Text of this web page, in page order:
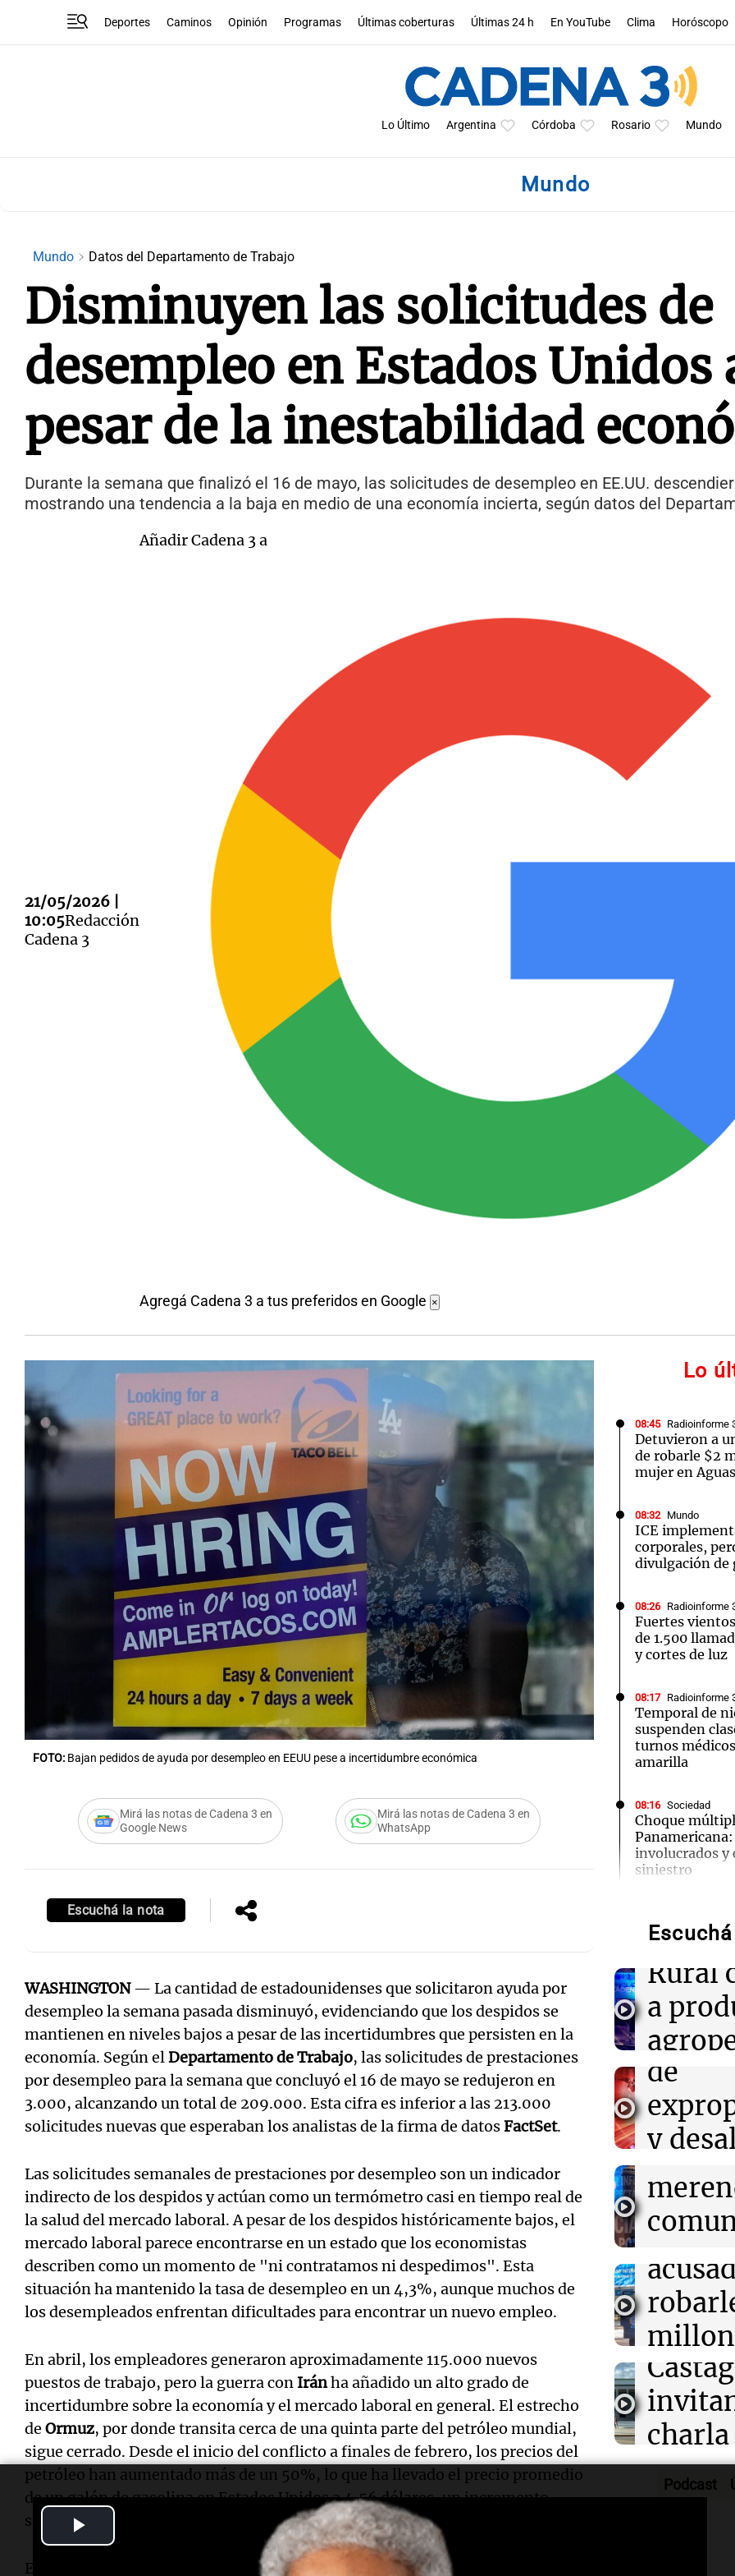
Deportes Caminos Opinión Programas Últimas coberturas Últimas 24 h En YouTube Clima Horóscopo
Lo Último Argentina Córdoba Rosario Mundo
Mundo
Mundo Datos del Departamento de Trabajo
Disminuyen las solicitudes de
desempleo en Estados Unidos
pesar de la inestabilidad
Durante la semana que finalizó el 16 de mayo, las solicitudes de desempleo en EE.UU.
mostrando una tendencia a la baja en medio de una economía incierta, según datos del
21/05/2026 |
10:05Redacción
Cadena 3
Añadir Cadena 3 a
Agregá Cadena 3 a tus preferidos en Google ×
FOTO: Bajan pedidos de ayuda por desempleo en EEUU pese a incertidumbre económica
Mirá las notas de Cadena 3 en
Google News
Mirá las notas de Cadena 3 en
WhatsApp
Escuchá la nota
WASHINGTON— La cantidad de estadounidenses que solicitaron ayuda por
desempleo la semana pasada disminuyó, evidenciando que los despidos se
mantienen en niveles bajos a pesar de las incertidumbres que persisten en la
economía. Según elDepartamento de Trabajo, las solicitudes de prestaciones
por desempleo para la semana que concluyó el 16 de mayo se redujeron en
3.000, alcanzando un total de 209.000. Esta cifra es inferior a las 213.000
solicitudes nuevas que esperaban los analistas de la firma de datosFactSet.
Las solicitudes semanales de prestaciones por desempleo son un indicador
indirecto de los despidos y actúan como un termómetro casi en tiempo real de
la salud del mercado laboral. A pesar de los despidos históricamente bajos, el
mercado laboral parece encontrarse en un estado que los economistas
describen como un momento de "ni contratamos ni despedimos". Esta
situación ha mantenido la tasa de desempleo en un 4,3%, aunque muchos de
los desempleados enfrentan dificultades para encontrar un nuevo empleo.
En abril, los empleadores generaron aproximadamente 115.000 nuevos
puestos de trabajo, pero la guerra con Iránha añadido un alto grado de
incertidumbre sobre la economía y el mercado laboral en general. El estrecho
de Ormuz, por donde transita cerca de una quinta parte del petróleo mundial,
sigue cerrado. Desde el inicio del conflicto a finales de febrero, los precios del
petróleo han aumentado más de un 50%, lo que ha llevado el precio promedio
de un galón de gasolina en Estados Unidos a 4,56 dólares, un incremento
significativo desde menos de 3 dólares.
Estos mayores costos no solo afectan el bolsillo de los consumidores, sino que
Lo
08:45 Radioinforme
Detuvieron a
de robarle $2
mujer en
08:32 Mundo
ICE
corporales,
divulgación de
08:26 Radioinforme
Fuertes
de 1.500
y cortes de luz
08:17 Radioinforme
Temporal de
suspenden
turnos
amarilla
08:16 Sociedad
Choque
involucrados y
siniestro
Violenta
golpearon a
internados
08:15 Sociedad
Detienen a
falsa y alcohol
Autopista
08:12 Sociedad
San Cayetano:
llegan a
08:07
Quién fue San
del pan y del
venera todos
Audio.
Rural
a
para
Panorama
Episodios
Audio.
en el
de
y
sesión
Noticias
Episodios
Audio.
para
Panorama
Episodios
un
mujer
Aguas
Episodios
Audio.
Museo
las
Audio.
cortes
Audio.
Podcast
Notas
Mundial 2026 La Sole en Cadena 3 Cadena 3